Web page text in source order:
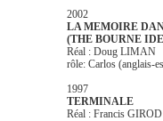
2002
LA MEMOIRE
(THE BOURNE
Réal : Doug LIMAN
rôle: Carlos (anglais-
1997
TERMINALE
Réal : Francis GIROD